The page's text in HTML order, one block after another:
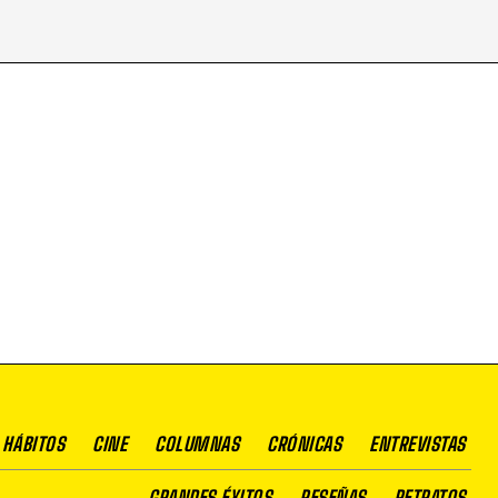
CINE COLUMNAS CRÓNICAS ENTREVISTAS